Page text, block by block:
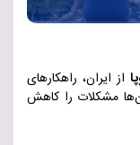
از ایران، راهکارهای
مشکلات را کاهش